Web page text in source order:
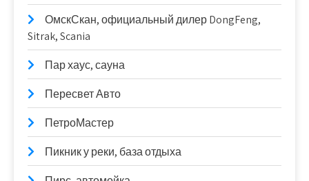
ОмскСкан, официальный дилер DongFeng,
Sitrak, Scania
Пар хаус, сауна
Пересвет Авто
ПетроМастер
Пикник у реки, база отдыха